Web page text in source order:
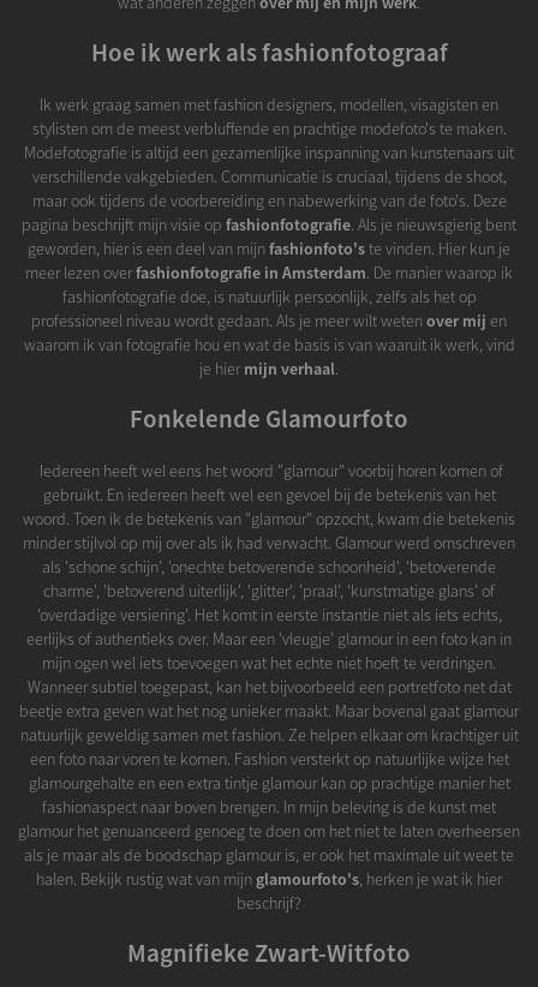
Hoe ik werk als fashionfotograaf
Ik werk graag samen met fashion designers, modellen, visagisten en
stylisten om de meest verbluffende en prachtige modefoto's te maken.
Modefotografie is altijd een gezamenlijke inspanning van kunstenaars uit
verschillende vakgebieden. Communicatie is cruciaal, tijdens de shoot,
maar ook tijdens de voorbereiding en nabewerking van de foto's. Deze
pagina beschrijft mijn visie op fashionfotografie. Als je nieuwsgierig bent
geworden, hier is een deel van mijnfashionfoto'ste vinden. Hier kun je
meer lezen overfashionfotografie in Amsterdam. De manier waarop ik
fashionfotografie doe, is natuurlijk persoonlijk, zelfs als het op
professioneel niveau wordt gedaan. Als je meer wilt wetenover mij en
waarom ik van fotografie hou en wat de basis is van waaruit ik werk, vind
je hiermijn verhaal.
Fonkelende Glamourfoto
Iedereen heeft wel eens het woord "glamour" voorbij horen komen of
gebruikt. En iedereen heeft wel een gevoel bij de betekenis van het
woord. Toen ik de betekenis van "glamour" opzocht, kwam die betekenis
minder stijlvol op mij over als ik had verwacht. Glamour werd omschreven
als 'schone schijn', 'onechte betoverende schoonheid', 'betoverende
charme', 'betoverend uiterlijk', 'glitter', 'praal', 'kunstmatige glans' of
'overdadige versiering'. Het komt in eerste instantie niet als iets echts,
eerlijks of authentieks over. Maar een 'vleugje' glamour in een foto kan in
mijn ogen wel iets toevoegen wat het echte niet hoeft te verdringen.
Wanneer subtiel toegepast, kan het bijvoorbeeld een portretfoto net dat
beetje extra geven wat het nog unieker maakt. Maar bovenal gaat glamour
natuurlijk geweldig samen met fashion. Ze helpen elkaar om krachtiger uit
een foto naar voren te komen. Fashion versterkt op natuurlijke wijze het
glamourgehalte en een extra tintje glamour kan op prachtige manier het
fashionaspect naar boven brengen. In mijn beleving is de kunst met
glamour het genuanceerd genoeg te doen om het niet te laten overheersen
als je maar als de boodschap glamour is, er ook het maximale uit weet te
halen. Bekijk rustig wat van mijn glamourfoto's, herken je wat ik hier
beschrijf?
Magnifieke Zwart-Witfoto